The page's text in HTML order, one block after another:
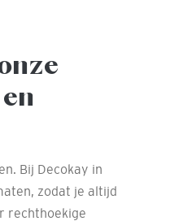
Bij Decokay in
zodat je altijd
rechthoekige